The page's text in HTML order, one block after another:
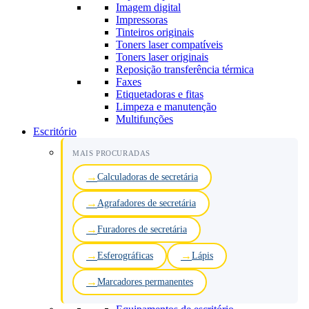
Imagem digital
Impressoras
Tinteiros originais
Toners laser compatíveis
Toners laser originais
Reposição transferência térmica
Faxes
Etiquetadoras e fitas
Limpeza e manutenção
Multifunções
Escritório
MAIS PROCURADAS
Calculadoras de secretária
Agrafadores de secretária
Furadores de secretária
Esferográficas Lápis
Marcadores permanentes